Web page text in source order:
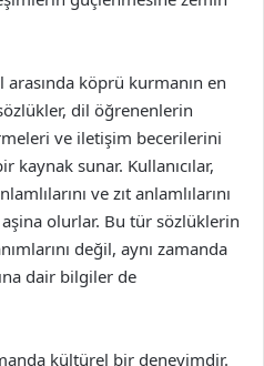
arasında köprü kurmanın en
dil öğrenenlerin
ve iletişim becerilerini
kaynak sunar. Kullanıcılar,
ve zıt anlamlılarını
olurlar. Bu tür sözlüklerin
değil, aynı zamanda
dair bilgiler de
kültürel bir deneyimdir.